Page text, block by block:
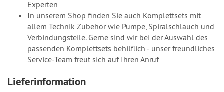
Experten
In unserem Shop finden Sie auch Komplettsets mit
allem Technik Zubehör wie Pumpe, Spiralschlauch und
Verbindungsteile. Gerne sind wir bei der Auswahl des
passenden Komplettsets behilflich - unser freundliches
Service-Team freut sich auf Ihren Anruf
Lieferinformation